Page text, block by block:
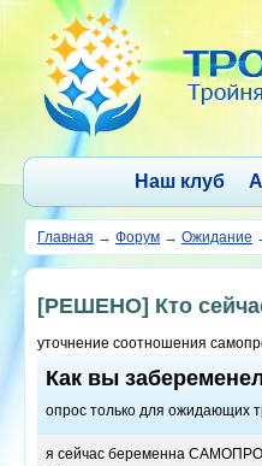
Наш клуб
Главная → Форум → Ожидание
[РЕШЕНО] Кто
уточнение соотношения
Как вы
опрос только для ожидающих
я сейчас беременна